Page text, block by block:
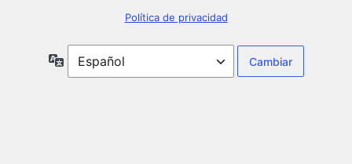
Política de privacidad
Idioma